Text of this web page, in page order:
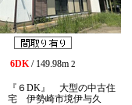
6DK/ 149.98m 2
『６DK』 大型の中古住
宅 伊勢崎市境伊与久